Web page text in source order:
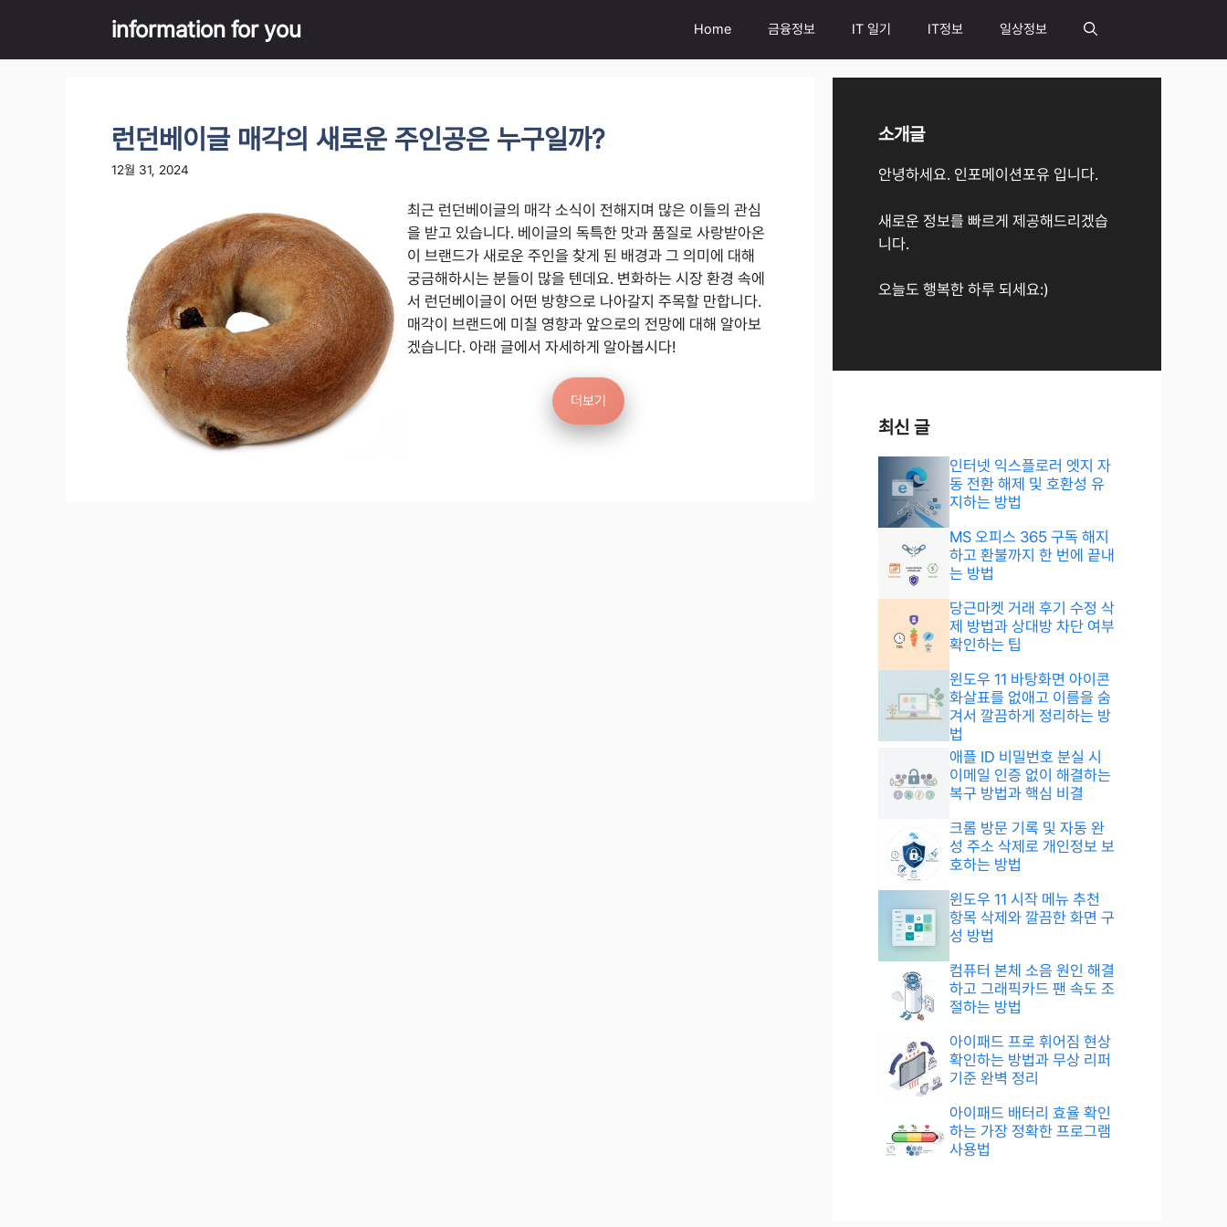
content
information for you Home 금융정보 IT 일기 IT정보 일상정보
런던베이글 매각의 새로운 주인공은 누구일까?
12월 31, 2024
최근 런던베이글의 매각 소식이 전해지며 많은 이들의 관심
을 받고 있습니다. 베이글의 독특한 맛과 품질로 사랑받아온
이 브랜드가 새로운 주인을 찾게 된 배경과 그 의미에 대해
궁금해하시는 분들이 많을 텐데요. 변화하는 시장 환경 속에
서 런던베이글이 어떤 방향으로 나아갈지 주목할 만합니다.
매각이 브랜드에 미칠 영향과 앞으로의 전망에 대해 알아보
겠습니다. 아래 글에서 자세하게 알아봅시다!
더보기
소개글
안녕하세요. 인포메이션포유 입니다.
새로운 정보를 빠르게 제공해드리겠습
니다.
오늘도 행복한 하루 되세요:)
최신 글
인터넷 익스플로러 엣지 자
동 전환 해제 및 호환성 유
지하는 방법
MS 오피스 365 구독 해지
하고 환불까지 한 번에 끝내
는 방법
당근마켓 거래 후기 수정 삭
제 방법과 상대방 차단 여부
확인하는 팁
윈도우 11 바탕화면 아이콘
화살표를 없애고 이름을 숨
겨서 깔끔하게 정리하는 방
법
애플 ID 비밀번호 분실 시
이메일 인증 없이 해결하는
복구 방법과 핵심 비결
크롬 방문 기록 및 자동 완
성 주소 삭제로 개인정보 보
호하는 방법
윈도우 11 시작 메뉴 추천
항목 삭제와 깔끔한 화면 구
성 방법
컴퓨터 본체 소음 원인 해결
하고 그래픽카드 팬 속도 조
절하는 방법
아이패드 프로 휘어짐 현상
확인하는 방법과 무상 리퍼
기준 완벽 정리
아이패드 배터리 효율 확인
하는 가장 정확한 프로그램
사용법